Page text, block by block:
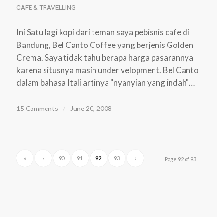
CAFE & TRAVELLING
Ini Satu lagi kopi dari teman saya pebisnis cafe di
Bandung, Bel Canto Coffee yang berjenis Golden
Crema. Saya tidak tahu berapa harga pasarannya
karena situsnya masih under velopment. Bel Canto
dalam bahasa Itali artinya "nyanyian yang indah"…
15 Comments / June 20, 2008
Page 92 of 93
« ‹ 90 91 92 93 ›